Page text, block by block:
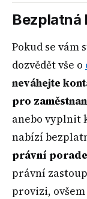
Bezplatná
Pokud se vám
dozvědět vše o
neváhejte
pro
anebo vyplnit
nabízí
právní
právní
provizi, ovšem